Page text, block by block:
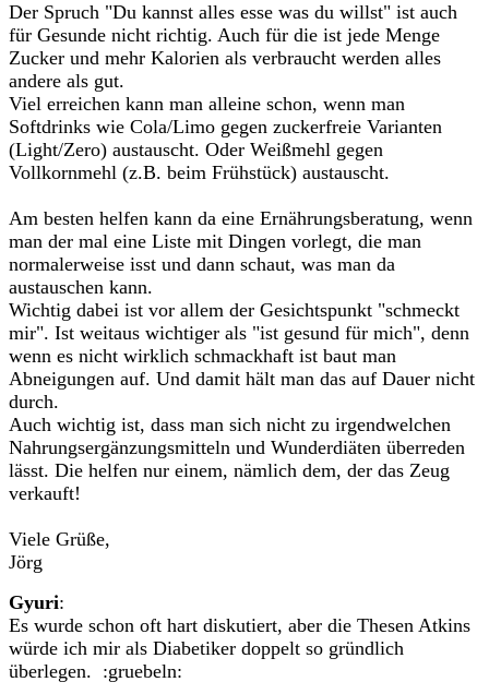
Der Spruch "Du kannst alles esse was du willst" ist auch
für Gesunde nicht richtig. Auch für die ist jede Menge
Zucker und mehr Kalorien als verbraucht werden alles
andere als gut.
Viel erreichen kann man alleine schon, wenn man
Softdrinks wie Cola/Limo gegen zuckerfreie Varianten
(Light/Zero) austauscht. Oder Weißmehl gegen
Vollkornmehl (z.B. beim Frühstück) austauscht.
Am besten helfen kann da eine Ernährungsberatung, wenn
man der mal eine Liste mit Dingen vorlegt, die man
normalerweise isst und dann schaut, was man da
austauschen kann.
Wichtig dabei ist vor allem der Gesichtspunkt "schmeckt
mir". Ist weitaus wichtiger als "ist gesund für mich", denn
wenn es nicht wirklich schmackhaft ist baut man
Abneigungen auf. Und damit hält man das auf Dauer nicht
durch.
Auch wichtig ist, dass man sich nicht zu irgendwelchen
Nahrungsergänzungsmitteln und Wunderdiäten überreden
lässt. Die helfen nur einem, nämlich dem, der das Zeug
verkauft!
Viele Grüße,
Jörg
Gyuri:
Es wurde schon oft hart diskutiert, aber die Thesen Atkins
würde ich mir als Diabetiker doppelt so gründlich
überlegen. :gruebeln: